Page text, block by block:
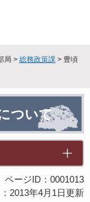
局 > 総務政策課 > 豊頃
ついて
ページID：0001013
2013年4月1日更新